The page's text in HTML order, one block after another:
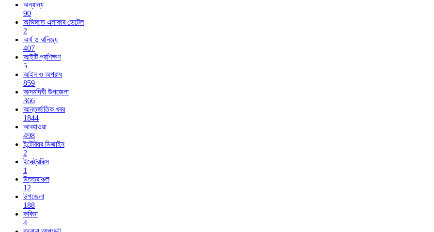
অন্যান্য
90
অভিজাত এলাকার হোটেল
2
অর্থ ও বানিজ্য
407
আইটি প্রশিক্ষণ
5
আইন ও অপরাধ
859
আদমদিঘী উপজেলা
366
আন্তর্জাতিক খবর
1844
আবহাওয়া
498
ইন্টেরিয়র ডিজাইন
2
ইলেক্ট্রনিক্স
1
উত্তরাঞ্চল
12
উপজেলা
188
কবিতা
4